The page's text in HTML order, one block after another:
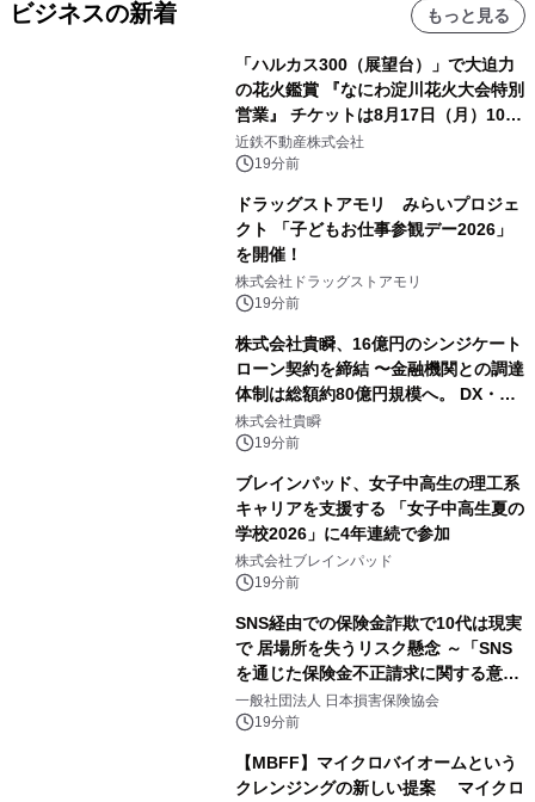
ビジネスの新着 もっと見る
「ハルカス300（展望台）」で大迫力
の花火鑑賞 『なにわ淀川花火大会特別
営業』 チケットは8月17日（月）10時
00分から販売開始！
近鉄不動産株式会社
19分前
ドラッグストアモリ みらいプロジェ
クト 「子どもお仕事参観デー2026」
を開催！
株式会社ドラッグストアモリ
19分前
株式会社貴瞬、16億円のシンジケート
ローン契約を締結 〜金融機関との調達
体制は総額約80億円規模へ。 DX・海
外展開をはじめとした成長投資を加速
～
株式会社貴瞬
19分前
ブレインパッド、女子中高生の理工系
キャリアを支援する 「女子中高生夏の
学校2026」に4年連続で参加
株式会社ブレインパッド
19分前
SNS経由での保険金詐欺で10代は現実
で 居場所を失うリスク懸念 ～「SNS
を通じた保険金不正請求に関する意識
調査」を実施、 認知度の低さも浮き彫
りに～
一般社団法人 日本損害保険協会
19分前
【MBFF】マイクロバイオームという
クレンジングの新しい提案 マイクロ